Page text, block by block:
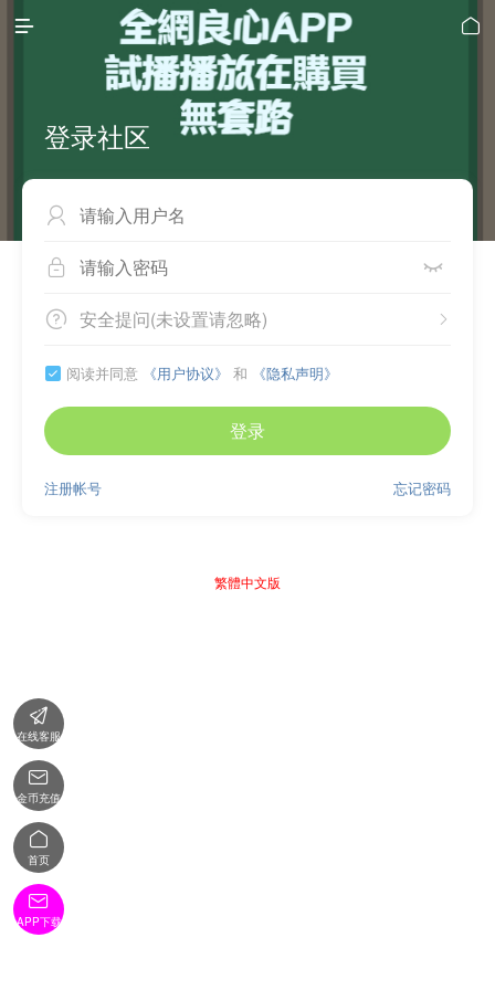
 
登录社区

 
 
安全提问(未设置请忽略)
 阅读并同意 《用户协议》 和 《隐私声明》
登录
忘记密码
注册帐号
繁體中文版

在线客服

金币充值

首页

APP下载